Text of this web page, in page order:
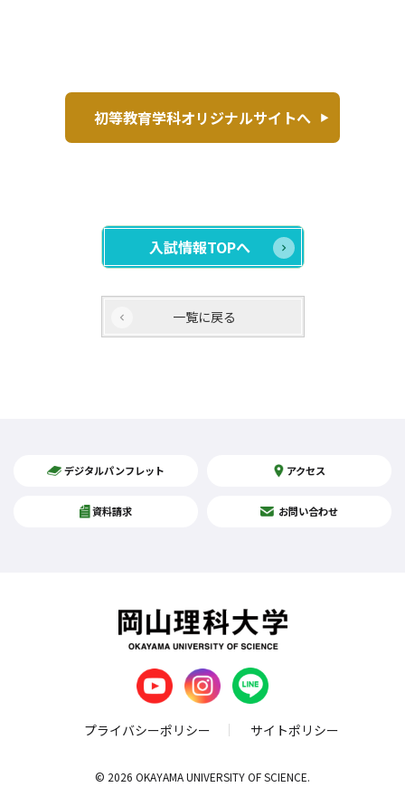
初等教育学科オリジナルサイトへ
入試情報TOPへ
一覧に戻る
デジタルパンフレット アクセス
資料請求 お問い合わせ
プライバシーポリシー サイトポリシー
© 2026 OKAYAMA UNIVERSITY OF SCIENCE.